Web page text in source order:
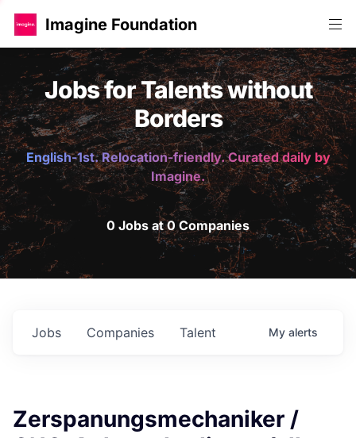
Imagine Foundation
Jobs for Talents without
Borders
English-1st. Relocation-friendly. Curated daily by
Imagine.
0 Jobs at 0 Companies
Jobs Companies Talent My alerts
Zerspanungsmechaniker /